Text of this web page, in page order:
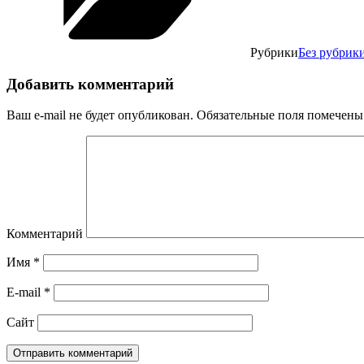
РубрикиБез
Добавить комментарий
Ваш e-mail не будет опубликован. Обязательные поля помечены
Комментарий
Имя *
E-mail *
Сайт